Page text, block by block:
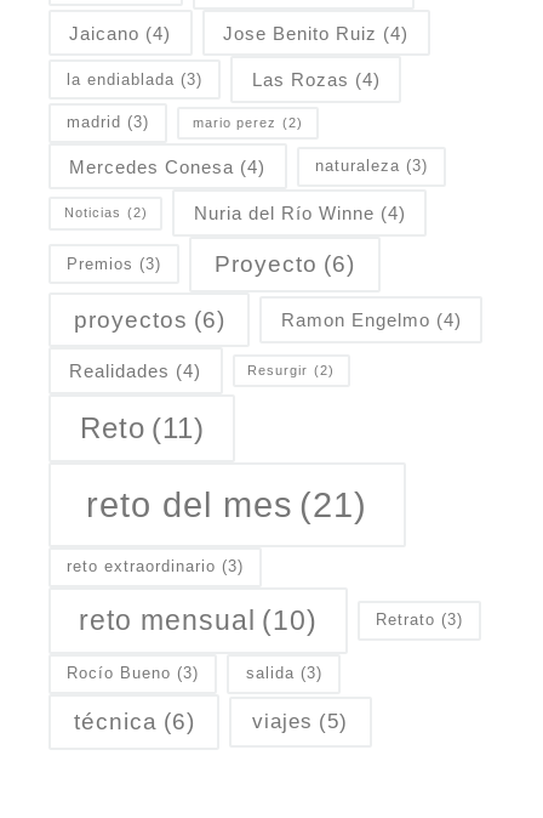
Jaicano (4) Jose Benito Ruiz (4)
la endiablada (3) Las Rozas (4)
madrid (3) mario perez (2)
Mercedes Conesa (4) naturaleza (3)
Noticias (2) Nuria del Río Winne (4)
Premios (3) Proyecto (6)
proyectos (6) Ramon Engelmo (4)
Realidades (4) Resurgir (2)
Reto (11)
reto del mes (21)
reto extraordinario (3)
reto mensual (10) Retrato (3)
Rocío Bueno (3) salida (3)
técnica (6) viajes (5)